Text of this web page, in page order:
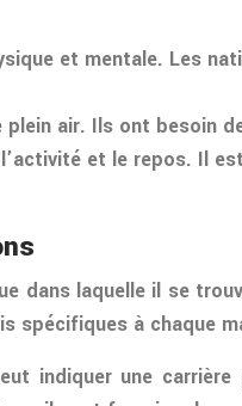
et mentale. Les
air. Ils ont besoin
et le repos. Il
dans laquelle il se
spécifiques à chaque
indiquer une